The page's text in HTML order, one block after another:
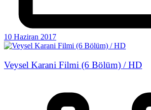
10 Haziran 2017
Veysel Karani Filmi (6 Bölüm) / HD